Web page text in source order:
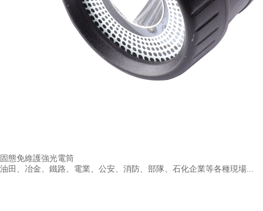
固態免維護強光電筒
油田、冶金、鐵路、電業、公安、消防、部隊、石化企業等各種現場...